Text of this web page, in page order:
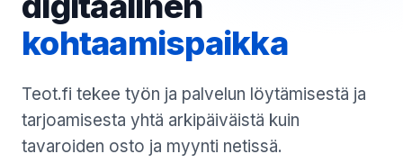
kohtaamispaikka
Teot.fi tekee työn ja palvelun löytämisestä ja
tarjoamisesta yhtä arkipäiväistä kuin
tavaroiden osto ja myynti netissä.